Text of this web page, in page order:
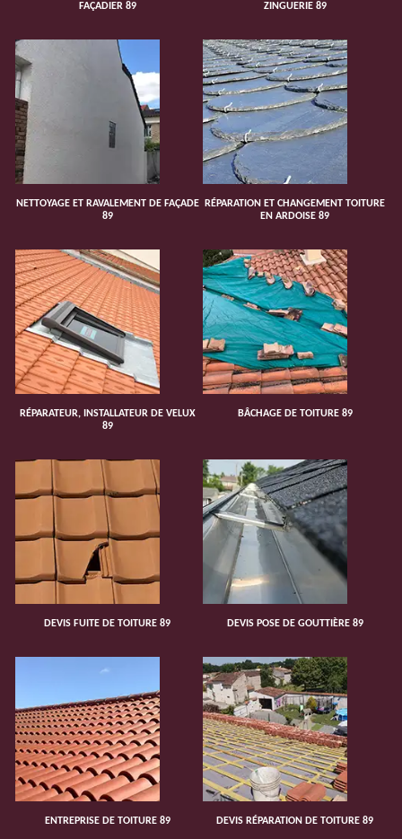
FAÇADIER 89 ZINGUERIE 89
NETTOYAGE ET RAVALEMENT DE FAÇADE
89
RÉPARATION ET CHANGEMENT TOITURE
EN ARDOISE 89
RÉPARATEUR, INSTALLATEUR DE VELUX
89
BÂCHAGE DE TOITURE 89
DEVIS FUITE DE TOITURE 89 DEVIS POSE DE GOUTTIÈRE 89
ENTREPRISE DE TOITURE 89 DEVIS RÉPARATION DE TOITURE 89